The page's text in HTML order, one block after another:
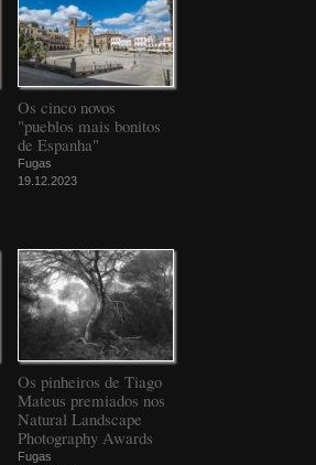
Os cinco novos
"pueblos mais bonitos
de Espanha"
Fugas
19.12.2023
Os pinheiros de Tiago
Mateus premiados nos
Natural Landscape
Photography Awards
Fugas